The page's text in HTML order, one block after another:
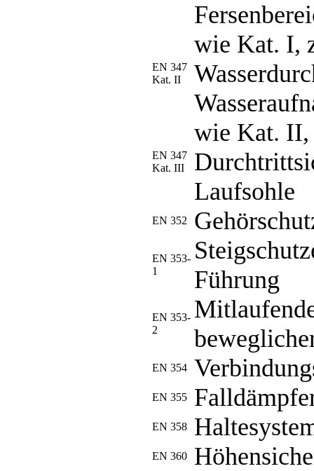
EN 347
Kat. II
wie Kat. I,
EN 347
Kat. III
wie Kat. II,
Laufsohle
EN 352
EN 353-
1
Führung
EN 353-
2
EN 354
EN 355
EN 358
EN 360